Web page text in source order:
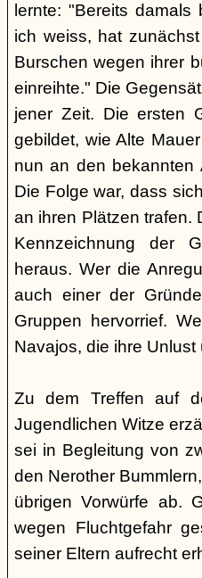
lernte: "Bereits
ich weiss, hat
Burschen wegen ihrer
einreihte." Die
jener Zeit. Die ersten
gebildet, wie Alte
nun an den bekannten
Die Folge war, dass
an ihren Plätzen trafen.
Kennzeichnung der
heraus. Wer die
auch einer der
Gruppen hervorrief.
Navajos, die ihre
Zu dem Treffen auf
Jugendlichen Witze
sei in Begleitung von
den Nerother
übrigen Vorwürfe ab.
wegen Fluchtgefahr
seiner Eltern aufrecht